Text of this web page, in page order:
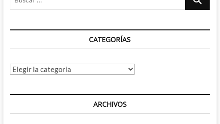
CATEGORÍAS
Categorías
ARCHIVOS